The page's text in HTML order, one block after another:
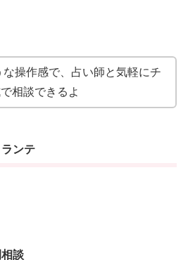
な操作感で、占い師と気軽にチ
相談できるよ
ンテ
談